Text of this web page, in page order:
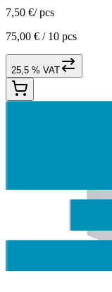
7,50 €/ pcs
75,00 € / 10 pcs
25,5 % VAT